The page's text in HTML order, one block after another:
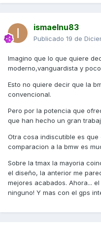
ismaelnu83
Publicado 19 de
Imagino que lo que quiere
moderno,vanguardista y
Esto no quiere decir que la
convencional.
Pero por la potencia que
que han hecho un gran
Otra cosa indiscutible es
comparacion a la bmw es
Sobre la tmax la mayoria
el diseño, la anterior me
mejores acabados. Ahora...
ninguno! Y mas con el gps